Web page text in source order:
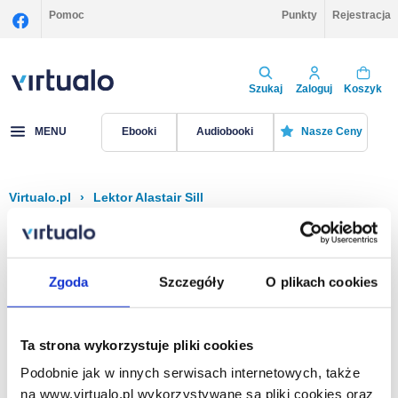
Zgoda Szczegóły O plikach cookies
Ta strona wykorzystuje pliki cookies
Podobnie jak w innych serwisach internetowych, także
na www.virtualo.pl wykorzystywane są pliki cookies oraz
Pomoc Punkty Rejestracja
Szukaj Zaloguj Koszyk
MENU Ebooki Audiobooki Nasze Ceny
Virtualo.pl › Lektor Alastair Sill
Filtruj Sortuj
Na stronie